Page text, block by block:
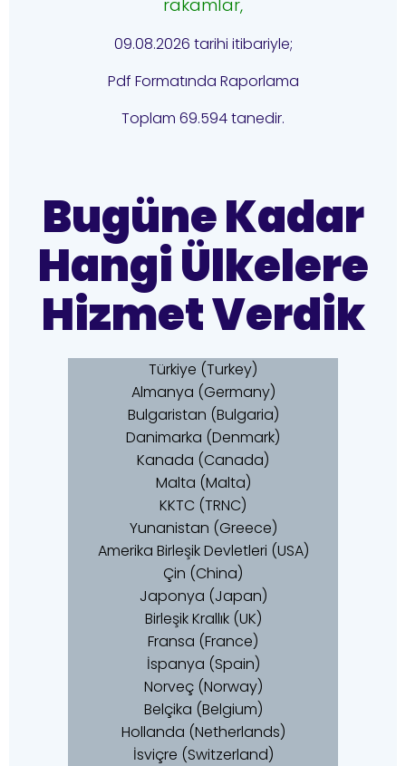
rakamlar,
09.08.2026 tarihi itibariyle;
Pdf Formatında Raporlama
Toplam 69.594 tanedir.
Bugüne Kadar
Hangi Ülkelere
Hizmet Verdik
Türkiye (Turkey)
Almanya (Germany)
Bulgaristan (Bulgaria)
Danimarka (Denmark)
Kanada (Canada)
Malta (Malta)
KKTC (TRNC)
Yunanistan (Greece)
Amerika Birleşik Devletleri (USA)
Çin (China)
Japonya (Japan)
Birleşik Krallık (UK)
Fransa (France)
İspanya (Spain)
Norveç (Norway)
Belçika (Belgium)
Hollanda (Netherlands)
İsviçre (Switzerland)